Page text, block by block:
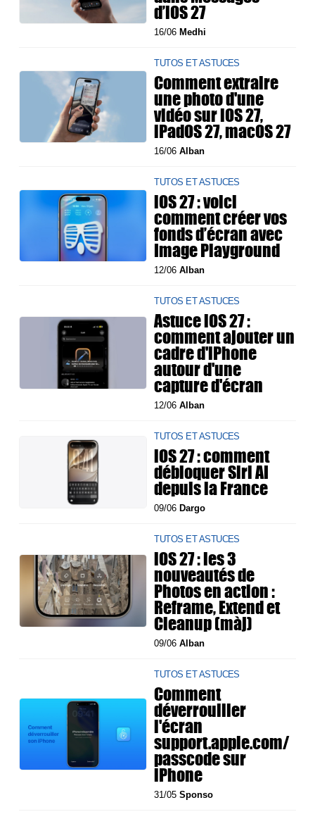
d’iOS 27
16/06Medhi
TUTOS ET ASTUCES
Comment extraire
une photo d'une
vidéo sur iOS 27,
iPadOS 27, macOS 27
16/06Alban
TUTOS ET ASTUCES
iOS 27 : voici
comment créer vos
fonds d’écran avec
Image Playground
12/06Alban
TUTOS ET ASTUCES
Astuce iOS 27 :
comment ajouter un
cadre d'iPhone
autour d'une
capture d'écran
12/06Alban
TUTOS ET ASTUCES
iOS 27 : comment
débloquer Siri AI
depuis la France
09/06Dargo
TUTOS ET ASTUCES
iOS 27 : les 3
nouveautés de
Photos en action :
Reframe, Extend et
Cleanup (màj)
09/06Alban
TUTOS ET ASTUCES
Comment
déverrouiller
l'écran
support.apple.com/
passcode sur
iPhone
31/05Sponso